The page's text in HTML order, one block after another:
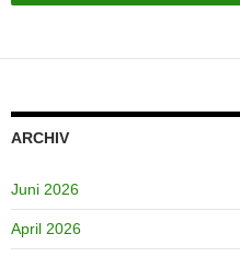
ARCHIV
Juni 2026
April 2026